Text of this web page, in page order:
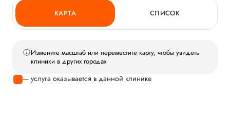
КАРТА СПИСОК
Измените масштаб или переместите карту, чтобы увидеть
клиники в других городах
— услуга оказывается в данной клинике